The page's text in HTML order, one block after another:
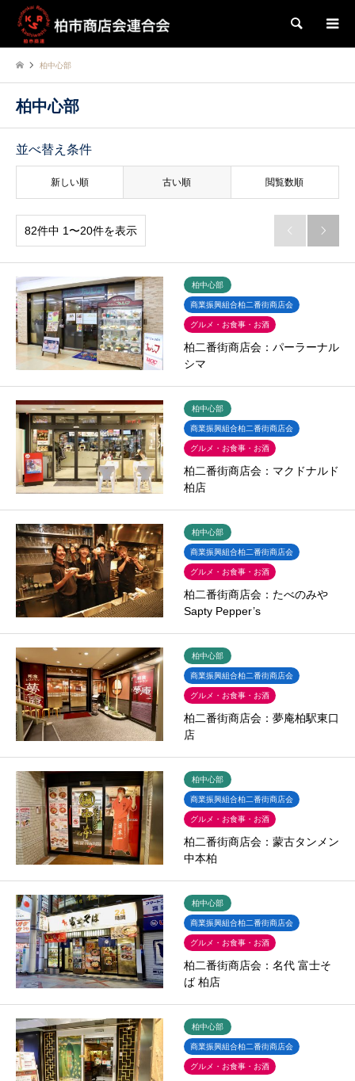
検索
柏中心部
柏中心部
並べ替え条件
新しい順 古い順 閲覧数順
82件中 1〜20件を表示  
柏中心部
商業振興組合柏二番街商店会
グルメ・お食事・お酒
柏二番街商店会：パーラーナル
シマ
柏中心部
商業振興組合柏二番街商店会
グルメ・お食事・お酒
柏二番街商店会：マクドナルド
柏店
柏中心部
商業振興組合柏二番街商店会
グルメ・お食事・お酒
柏二番街商店会：たべのみや
Sapty Pepper’s
柏中心部
商業振興組合柏二番街商店会
グルメ・お食事・お酒
柏二番街商店会：夢庵柏駅東口
店
柏中心部
商業振興組合柏二番街商店会
グルメ・お食事・お酒
柏二番街商店会：蒙古タンメン
中本柏
柏中心部
商業振興組合柏二番街商店会
グルメ・お食事・お酒
柏二番街商店会：名代 富士そ
ば 柏店
柏中心部
商業振興組合柏二番街商店会
グルメ・お食事・お酒